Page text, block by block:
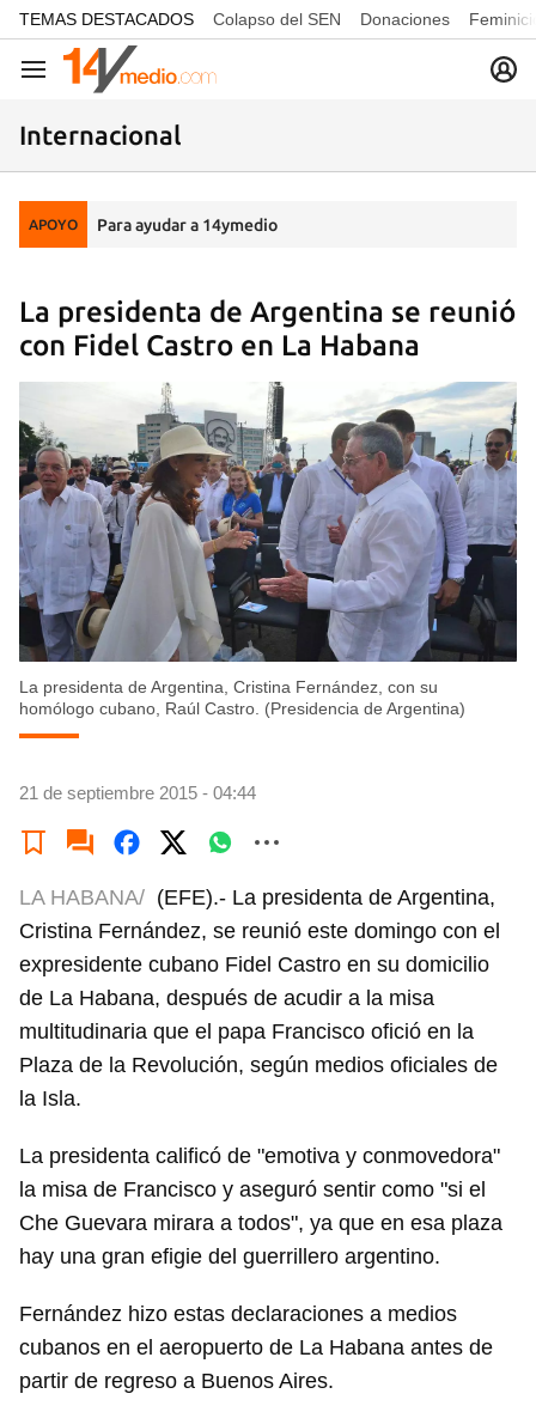
common.go-to-content
TEMAS DESTACADOS Colapso del SEN Donaciones
Navegación
Internacional
APOYO Para ayudar a 14ymedio
La presidenta de Argentina se reunió
con Fidel Castro en La Habana
La presidenta de Argentina, Cristina Fernández, con su
homólogo cubano, Raúl Castro. (Presidencia de Argentina)
21 de septiembre 2015 - 04:44
LA HABANA/ (EFE).- La presidenta de Argentina,
Cristina Fernández, se reunió este domingo con el
expresidente cubano Fidel Castro en su domicilio
de La Habana, después de acudir a la misa
multitudinaria que el papa Francisco ofició en la
Plaza de la Revolución, según medios oficiales de
la Isla.
La presidenta calificó de "emotiva y conmovedora"
la misa de Francisco y aseguró sentir como "si el
Che Guevara mirara a todos", ya que en esa plaza
hay una gran efigie del guerrillero argentino.
Fernández hizo estas declaraciones a medios
cubanos en el aeropuerto de La Habana antes de
partir de regreso a Buenos Aires.